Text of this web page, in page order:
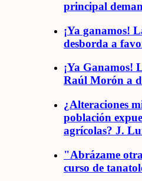
principal
¡Ya ganamos!
desborda a
¡Ya Ganamos!
Raúl Morón a
¿Alteraciones
población
agrícolas? J.
"Abrázame
curso de